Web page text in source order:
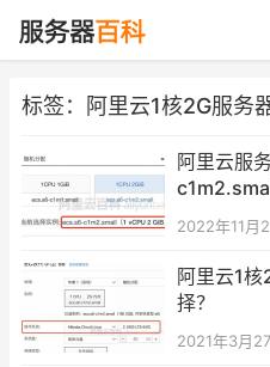
标签：阿里云1核2G服务
阿里云服
2022年11月
阿里云1
择？
2021年3月